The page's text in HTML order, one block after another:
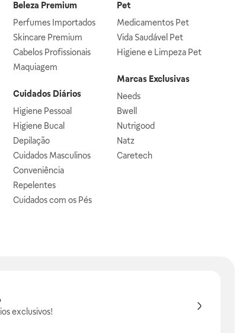
Beleza Premium
Perfumes Importados
Skincare Premium
Cabelos Profissionais
Maquiagem
Cuidados Diários
Higiene Pessoal
Higiene Bucal
Depilação
Cuidados Masculinos
Conveniência
Repelentes
Cuidados com os Pés
Pet
Medicamentos Pet
Vida Saudável Pet
Higiene e Limpeza Pet
Marcas Exclusivas
Needs
Bwell
Nutrigood
Natz
Caretech
exclusivos!